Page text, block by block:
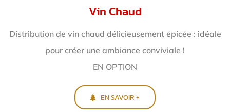
Vin Chaud
Distribution de vin chaud délicieusement épicée : idéale
pour créer une ambiance conviviale !
EN OPTION
EN SAVOIR +